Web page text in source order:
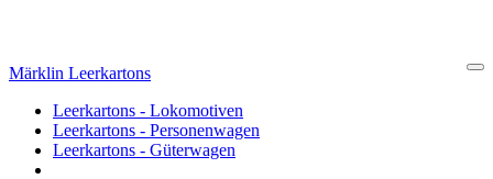
Märklin Leerkartons
Leerkartons - Lokomotiven
Leerkartons - Personenwagen
Leerkartons - Güterwagen